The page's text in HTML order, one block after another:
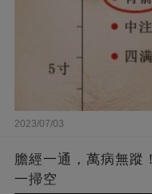
2023/07/03
膽經一通，萬病無蹤
一掃空